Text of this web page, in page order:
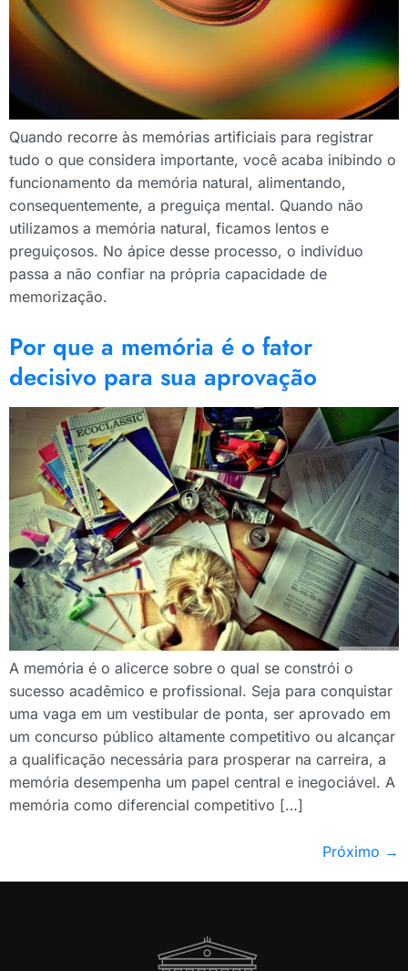
Quando recorre às memórias artificiais para registrar
tudo o que considera importante, você acaba inibindo o
funcionamento da memória natural, alimentando,
consequentemente, a preguiça mental. Quando não
utilizamos a memória natural, ficamos lentos e
preguiçosos. No ápice desse processo, o indivíduo
passa a não confiar na própria capacidade de
memorização.
Por que a memória é o fator
decisivo para sua aprovação
A memória é o alicerce sobre o qual se constrói o
sucesso acadêmico e profissional. Seja para conquistar
uma vaga em um vestibular de ponta, ser aprovado em
um concurso público altamente competitivo ou alcançar
a qualificação necessária para prosperar na carreira, a
memória desempenha um papel central e inegociável. A
memória como diferencial competitivo […]
Próximo →